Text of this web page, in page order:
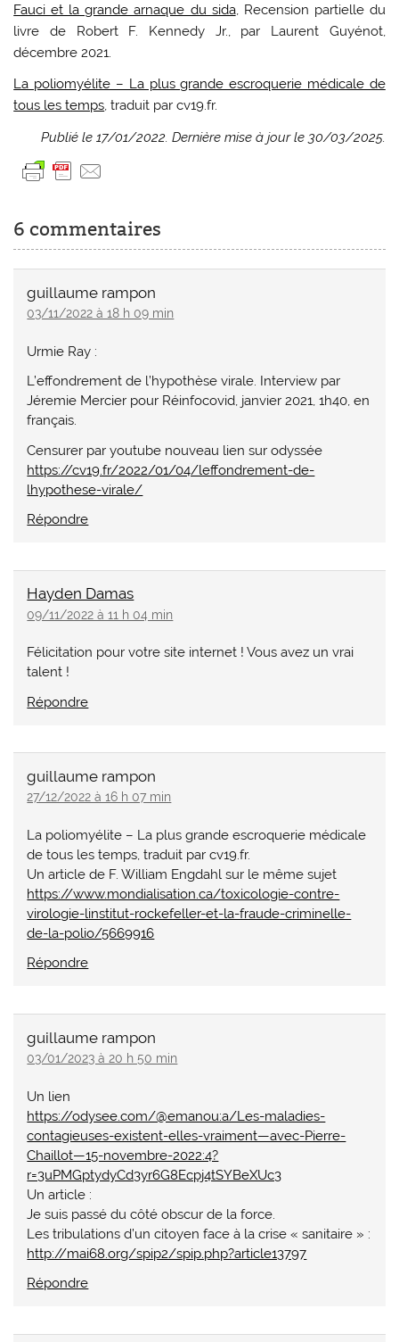
Fauci et la grande arnaque du sida, Recension partielle du
livre de Robert F. Kennedy Jr., par Laurent Guyénot,
décembre 2021.
La poliomyélite – La plus grande escroquerie médicale de
tous les temps, traduit par cv19.fr.
Publié le 17/01/2022. Dernière mise à jour le 30/03/2025.
6 commentaires
guillaume rampon
03/11/2022 à 18 h 09 min
Urmie Ray :
L’effondrement de l’hypothèse virale. Interview par
Jéremie Mercier pour Réinfocovid, janvier 2021, 1h40, en
français.
Censurer par youtube nouveau lien sur odyssée
https://cv19.fr/2022/01/04/leffondrement-de-
lhypothese-virale/
Répondre
Hayden Damas
09/11/2022 à 11 h 04 min
Félicitation pour votre site internet ! Vous avez un vrai
talent !
Répondre
guillaume rampon
27/12/2022 à 16 h 07 min
La poliomyélite – La plus grande escroquerie médicale
de tous les temps, traduit par cv19.fr.
Un article de F. William Engdahl sur le même sujet
https://www.mondialisation.ca/toxicologie-contre-
virologie-linstitut-rockefeller-et-la-fraude-criminelle-
de-la-polio/5669916
Répondre
guillaume rampon
03/01/2023 à 20 h 50 min
Un lien
https://odysee.com/@emanou:a/Les-maladies-
contagieuses-existent-elles-vraiment—avec-Pierre-
Chaillot—15-novembre-2022:4?
r=3uPMGptydyCd3yr6G8Ecpj4tSYBeXUc3
Un article :
Je suis passé du côté obscur de la force.
Les tribulations d’un citoyen face à la crise « sanitaire » :
http://mai68.org/spip2/spip.php?article13797
Répondre